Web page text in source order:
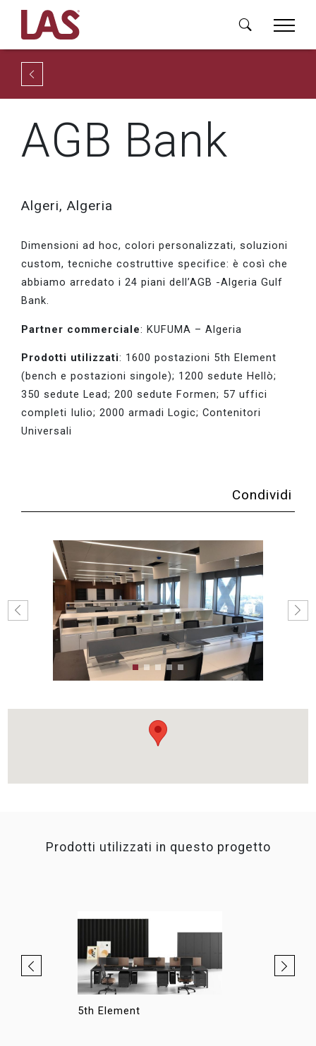
AGB Bank
Algeri, Algeria
Dimensioni ad hoc, colori personalizzati, soluzioni
custom, tecniche costruttive specifice: è così che
abbiamo arredato i 24 piani dell’AGB -Algeria Gulf
Bank.
Partner commerciale: KUFUMA – Algeria
Prodotti utilizzati: 1600 postazioni 5th Element
(bench e postazioni singole); 1200 sedute Hellò;
350 sedute Lead; 200 sedute Formen; 57 uffici
completi Iulio; 2000 armadi Logic; Contenitori
Universali
Condividi
Previous Next
Prodotti utilizzati in questo progetto
5th Element